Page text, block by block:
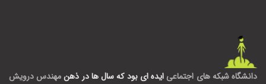
دانشگاه شبکه های اجتماعی ایده ای بود که سال ها در ذهنمهندس درویش